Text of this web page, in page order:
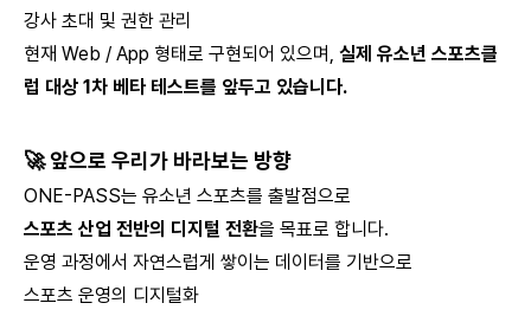
강사 초대 및 권한 관리
현재 Web / App 형태로 구현되어 있으며, 실제 유소년 스포츠클
럽 대상 1차 베타 테스트를 앞두고 있습니다.
🚀 앞으로 우리가 바라보는 방향
ONE-PASS는 유소년 스포츠를 출발점으로
스포츠 산업 전반의 디지털 전환을 목표로 합니다.
운영 과정에서 자연스럽게 쌓이는 데이터를 기반으로
스포츠 운영의 디지털화